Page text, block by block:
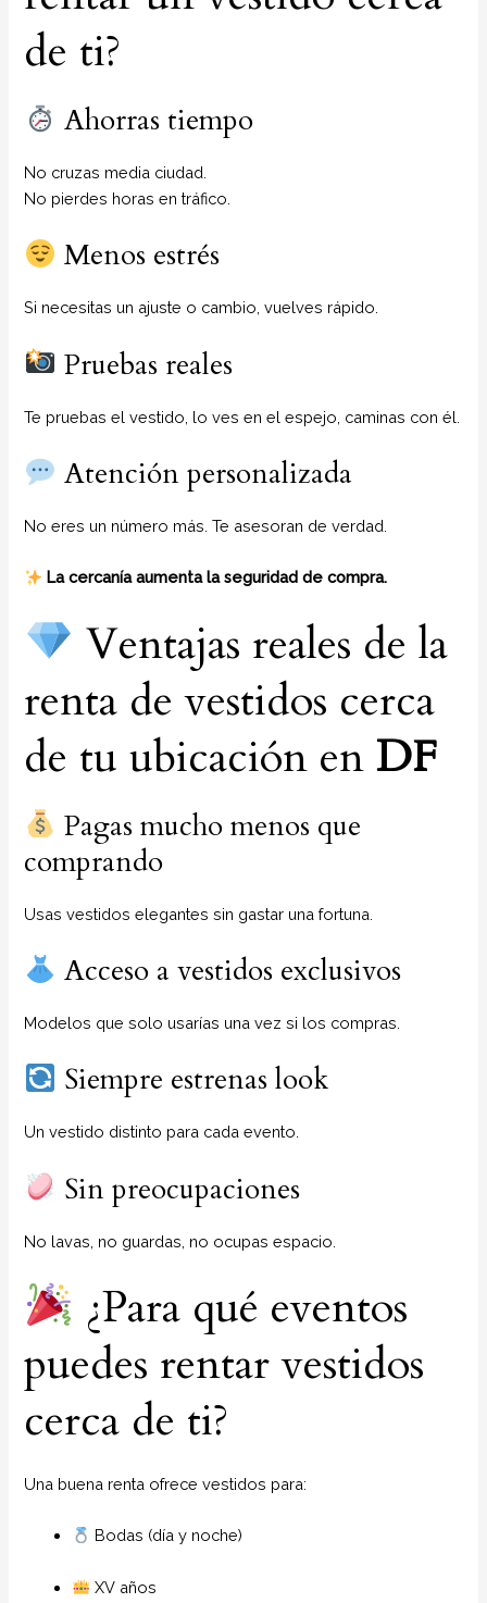
de ti?
Ahorras tiempo
No cruzas media ciudad.
No pierdes horas en tráfico.
Menos estrés
Si necesitas un ajuste o cambio, vuelves rápido.
Pruebas reales
Te pruebas el vestido, lo ves en el espejo, caminas con él.
Atención personalizada
No eres un número más. Te asesoran de verdad.
La cercanía aumenta la seguridad de compra.
Ventajas reales de la
renta de vestidos cerca
de tu ubicación enDF
Pagas mucho menos que
comprando
Usas vestidos elegantes sin gastar una fortuna.
Acceso a vestidos exclusivos
Modelos que solo usarías una vez si los compras.
Siempre estrenas look
Un vestido distinto para cada evento.
Sin preocupaciones
No lavas, no guardas, no ocupas espacio.
¿Para qué eventos
puedes rentar vestidos
cerca de ti?
Una buena renta ofrece vestidos para:
Bodas (día y noche)
XV años